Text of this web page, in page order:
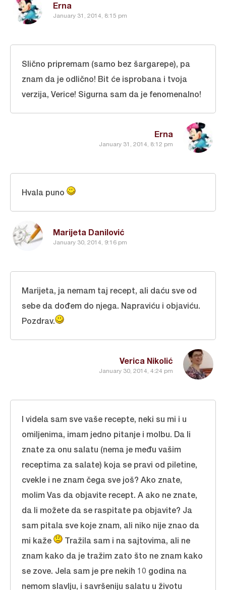
Erna
January 31, 2014, 8:15 pm
Erna
January 31, 2014, 8:12 pm
Slično pripremam (samo bez šargarepe), pa
znam da je odlično! Bit će isprobana i tvoja
verzija, Verice! Sigurna sam da je fenomenalno!
Marijeta Danilović
January 30, 2014, 9:16 pm
Hvala puno
Verica Nikolić
January 30, 2014, 4:24 pm
Marijeta, ja nemam taj recept, ali daću sve od
sebe da dođem do njega. Napraviću i objaviću.
Pozdrav.
I videla sam sve vaše recepte, neki su mi i u
omiljenima, imam jedno pitanje i molbu. Da li
znate za onu salatu (nema je među vašim
receptima za salate) koja se pravi od piletine,
cvekle i ne znam čega sve još? Ako znate,
molim Vas da objavite recept. A ako ne znate,
da li možete da se raspitate pa objavite? Ja
sam pitala sve koje znam, ali niko nije znao da
mi kaže
Tražila sam i na sajtovima, ali ne
znam kako da je tražim zato što ne znam kako
se zove. Jela sam je pre nekih 10 godina na
nemom slavlju, i savršeniju salatu u životu